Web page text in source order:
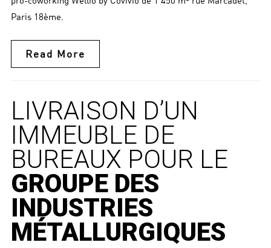
Paris 18ème.
Read More
LIVRAISON D’UN
IMMEUBLE DE
BUREAUX POUR LE
GROUPE DES
INDUSTRIES
MÉTALLURGIQUES